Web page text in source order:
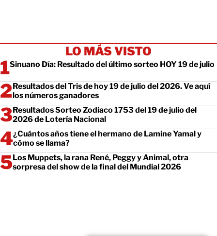
LO MÁS VISTO
Sinuano Día: Resultado del último sorteo HOY 19 de julio
Resultados del Tris de hoy 19 de julio del 2026. Ve aquí
los números ganadores
Resultados Sorteo Zodiaco 1753 del 19 de julio del
2026 de Lotería Nacional
¿Cuántos años tiene el hermano de Lamine Yamal y
cómo se llama?
Los Muppets, la rana René, Peggy y Animal, otra
sorpresa del show de la final del Mundial 2026